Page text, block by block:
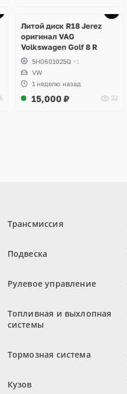
Литой диск R18 Jerez
оригинал VAG
Volkswagen Golf 8 R
5H0601025Q +1
VW
1 неделю назад
15,000 ₽ 22
Трансмиссия
Подвеска
Рулевое управление
Топливная и выхлопная
системы
Тормозная система
Кузов